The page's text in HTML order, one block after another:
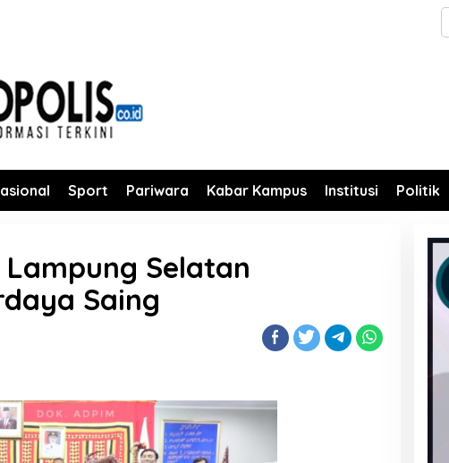
Sport Pariwara Kabar Kampus Institusi Politik
Selatan
Saing